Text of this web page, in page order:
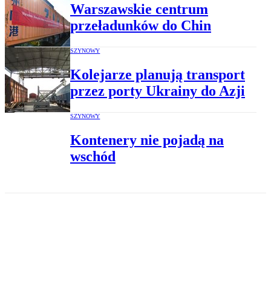
Warszawskie centrum
przeładunków do Chin
SZYNOWY
Kolejarze planują transport
przez porty Ukrainy do Azji
SZYNOWY
Kontenery nie pojadą na
wschód